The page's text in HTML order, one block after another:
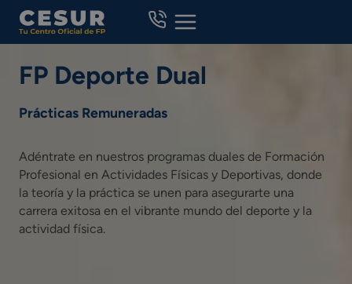
Skip
content
FP Deporte Dual
Prácticas Remuneradas
Adéntrate en nuestros programas duales de Formación
Profesional en Actividades Físicas y Deportivas, donde
la teoría y la práctica se unen para asegurarte una
carrera exitosa en el vibrante mundo del deporte y la
actividad física.